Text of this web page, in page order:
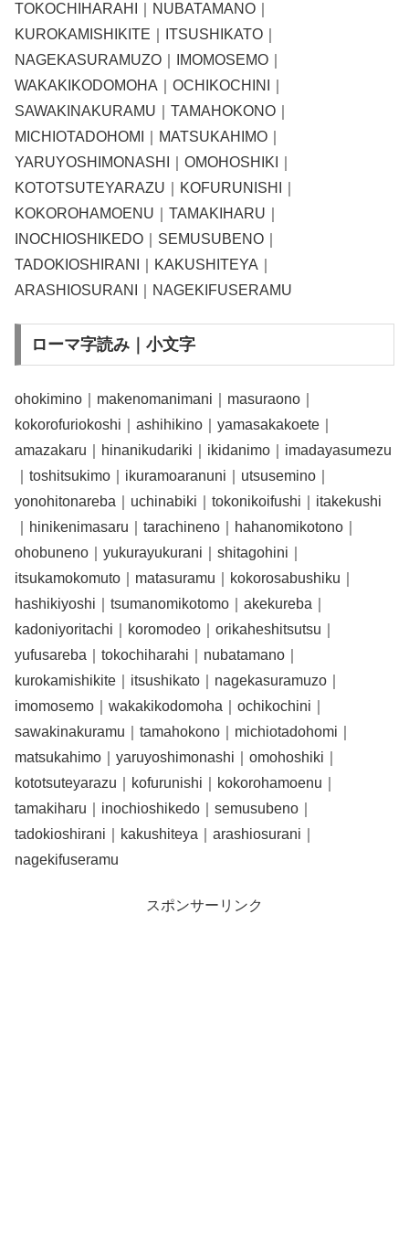
TOKOCHIHARAHI｜NUBATAMANO｜
KUROKAMISHIKITE｜ITSUSHIKATO｜
NAGEKASURAMUZO｜IMOMOSEMO｜
WAKAKIKODOMOHA｜OCHIKOCHINI｜
SAWAKINAKURAMU｜TAMAHOKONO｜
MICHIOTADOHOMI｜MATSUKAHIMO｜
YARUYOSHIMONASHI｜OMOHOSHIKI｜
KOTOTSUTEYARAZU｜KOFURUNISHI｜
KOKOROHAMOENU｜TAMAKIHARU｜
INOCHIOSHIKEDO｜SEMUSUBENO｜
TADOKIOSHIRANI｜KAKUSHITEYA｜
ARASHIOSURANI｜NAGEKIFUSERAMU
ローマ字読み｜小文字
ohokimino｜makenomanimani｜masuraono｜
kokorofuriokoshi｜ashihikino｜yamasakakoete｜
amazakaru｜hinanikudariki｜ikidanimo｜imadayasumezu
｜toshitsukimo｜ikuramoaranuni｜utsusemino｜
yonohitonareba｜uchinabiki｜tokonikoifushi｜itakekushi
｜hinikenimasaru｜tarachineno｜hahanomikotono｜
ohobuneno｜yukurayukurani｜shitagohini｜
itsukamokomuto｜matasuramu｜kokorosabushiku｜
hashikiyoshi｜tsumanomikotomo｜akekureba｜
kadoniyoritachi｜koromodeo｜orikaheshitsutsu｜
yufusareba｜tokochiharahi｜nubatamano｜
kurokamishikite｜itsushikato｜nagekasuramuzo｜
imomosemo｜wakakikodomoha｜ochikochini｜
sawakinakuramu｜tamahokono｜michiotadohomi｜
matsukahimo｜yaruyoshimonashi｜omohoshiki｜
kototsuteyarazu｜kofurunishi｜kokorohamoenu｜
tamakiharu｜inochioshikedo｜semusubeno｜
tadokioshirani｜kakushiteya｜arashiosurani｜
nagekifuseramu
スポンサーリンク